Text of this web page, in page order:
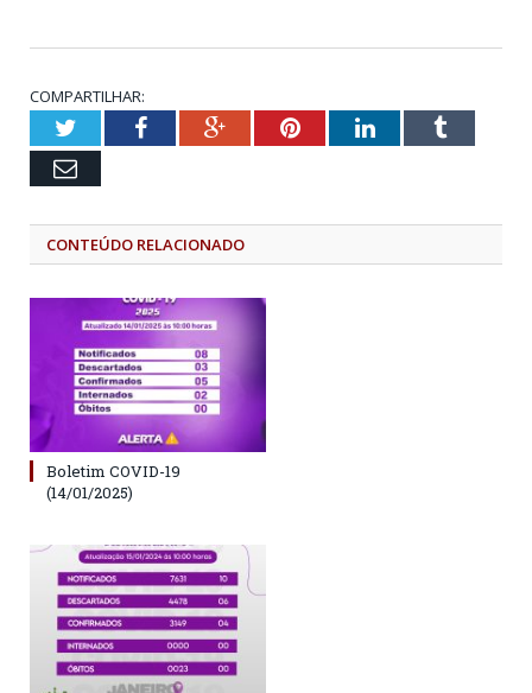
COMPARTILHAR:
TwitterFacebookGoogle+PinterestLinkedInTumblr
Email
CONTEÚDO RELACIONADO
Boletim COVID-19
(14/01/2025)